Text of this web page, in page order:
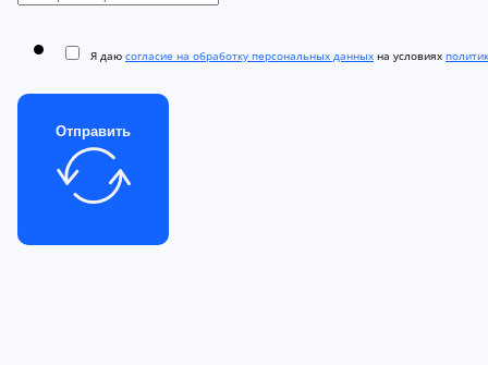
Я даю согласие на обработку персональных данных на условиях
Отправить